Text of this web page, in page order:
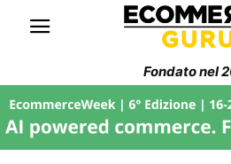
Fondato nel